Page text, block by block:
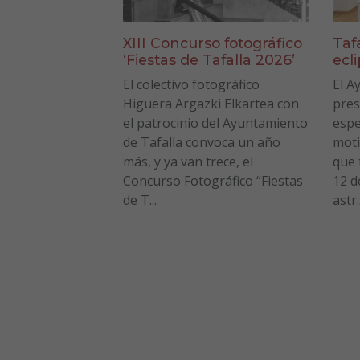
XIII Concurso fotográfico
‘Fiestas de Tafalla 2026’
El colectivo fotográfico
Higuera Argazki Elkartea con
el patrocinio del Ayuntamiento
de Tafalla convoca un año
más, y ya van trece, el
Concurso Fotográfico “Fiestas
de T...
El
que
12